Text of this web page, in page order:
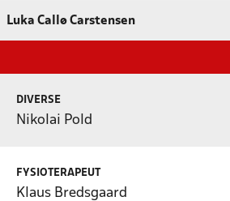
Luka Callø Carstensen
DIVERSE
Nikolai Pold
FYSIOTERAPEUT
Klaus Bredsgaard